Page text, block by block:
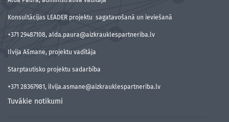
Konsultācijas LEADER projektu sagatavošanā un ieviešanā
+371 29487108, alda.paura@aizkrauklespartneriba.lv
Ilvija Ašmane, projektu vadītāja
Starptautisko projektu sadarbība
+371 28367981, ilvija.asmane@aizkrauklespartneriba.lv
Tuvākie notikumi